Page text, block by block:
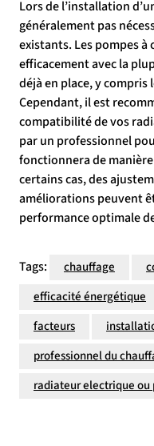
Lors de l’installation
généralement pas
existants. Les pompes
efficacement avec la
déjà en place, y
Cependant, il est
compatibilité de vos
par un professionnel
fonctionnera de
certains cas, des
améliorations peuvent
performance optimale
Tags: chauffage
efficacité énergétique
facteurs
professionnel du
radiateur electrique ou